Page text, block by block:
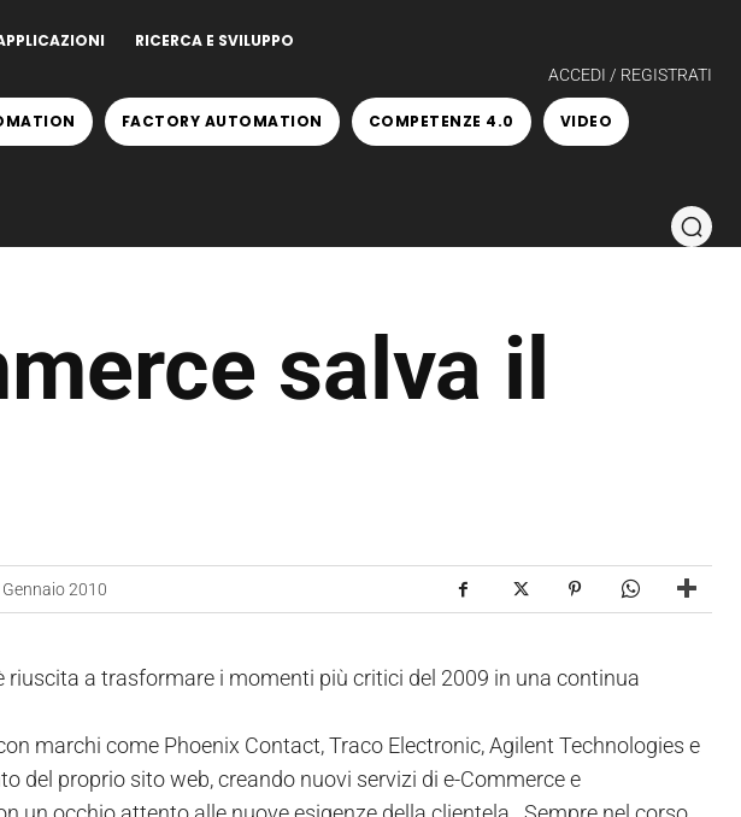
RICERCA E SVILUPPO
ACCEDI / REGISTRATI
FACTORY AUTOMATION COMPETENZE 4.0 VIDEO
salva il
Gennaio 2010
riuscita a trasformare i momenti più critici del 2009 in una continua
marchi come Phoenix Contact, Traco Electronic, Agilent Technologies e
del proprio sito web, creando nuovi servizi di e-Commerce e